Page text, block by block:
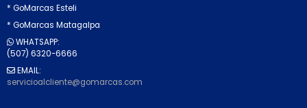
* GoMarcas Esteli
* GoMarcas Matagalpa
WHATSAPP:
(507) 6320-6666
EMAIL:
servicioalcliente@gomarcas.com